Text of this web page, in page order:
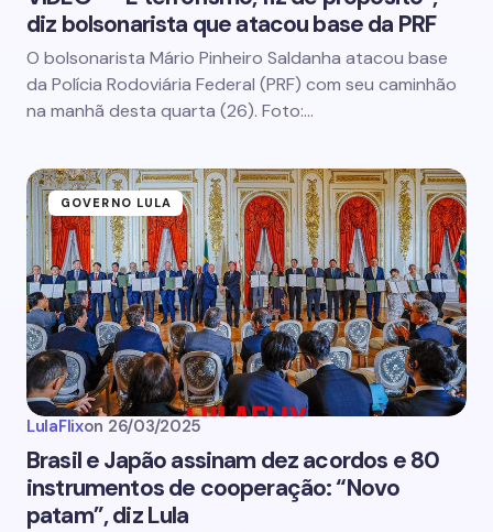
diz bolsonarista que atacou base da PRF
O bolsonarista Mário Pinheiro Saldanha atacou base
da Polícia Rodoviária Federal (PRF) com seu caminhão
na manhã desta quarta (26). Foto:…
GOVERNO LULA
LulaFlixon 26/03/2025
Brasil e Japão assinam dez acordos e 80
instrumentos de cooperação: “Novo
patam”, diz Lula